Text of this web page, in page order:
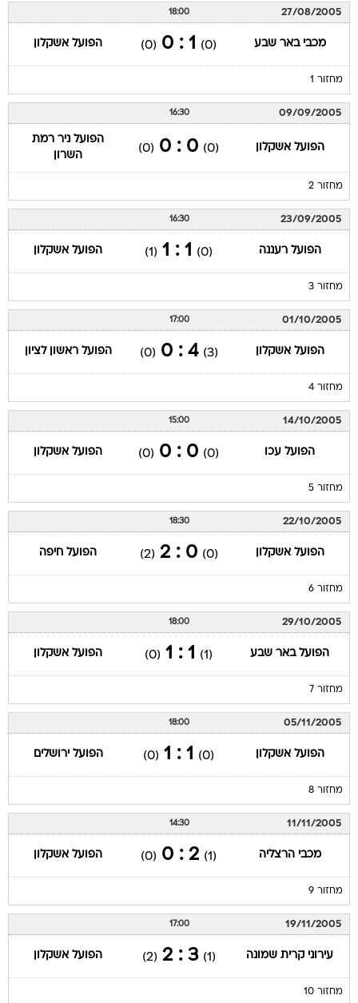
27/08/2005
18:00
מכבי באר שבע (0)
1 : 0
(0) הפועל אשקלון
מחזור 1
09/09/2005
16:30
הפועל אשקלון (0)
0 : 0
(0)
הפועל ניר רמת
השרון
מחזור 2
23/09/2005
16:30
הפועל רעננה (0)
1 : 1
(1) הפועל אשקלון
מחזור 3
01/10/2005
17:00
הפועל אשקלון (3)
4 : 0
(0) הפועל ראשון לציון
מחזור 4
14/10/2005
15:00
הפועל עכו (0)
0 : 0
(0) הפועל אשקלון
מחזור 5
22/10/2005
18:30
הפועל אשקלון (0)
0 : 2
(2) הפועל חיפה
מחזור 6
29/10/2005
18:00
הפועל באר שבע (1)
1 : 1
(0) הפועל אשקלון
מחזור 7
05/11/2005
18:00
הפועל אשקלון (0)
1 : 1
(0) הפועל ירושלים
מחזור 8
11/11/2005
14:30
מכבי הרצליה (1)
2 : 0
(0) הפועל אשקלון
מחזור 9
19/11/2005
17:00
עירוני קרית שמונה (1)
3 : 2
(2) הפועל אשקלון
מחזור 10